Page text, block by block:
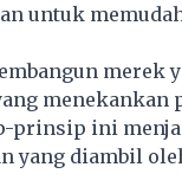
untuk
merek
menekankan
prinsip ini
yang diambil